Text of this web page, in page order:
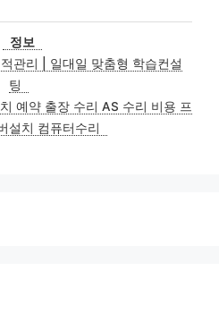
카
테
고
리
정보
관리 | 일대일 맞춤형 학습컨설
팅
예약 출장 수리 AS 수리 비용 프
설치 컴퓨터수리